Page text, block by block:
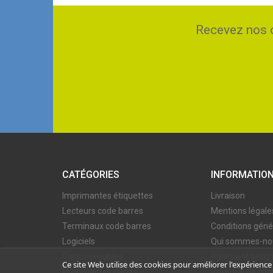
Recevez
CATÉGORIES
Imprimantes étiquettes
Lecteurs code barres
Terminaux code barres
Logiciels
Livraison
Mentions
Conditions
Qui sommes-
Ce site Web utilise des cookies pour améliorer